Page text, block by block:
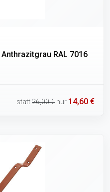
RAL 7016
statt26,00 € nur 14,60 €